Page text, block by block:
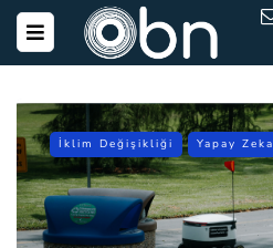
İklim Değişikliği Yapay Zeka